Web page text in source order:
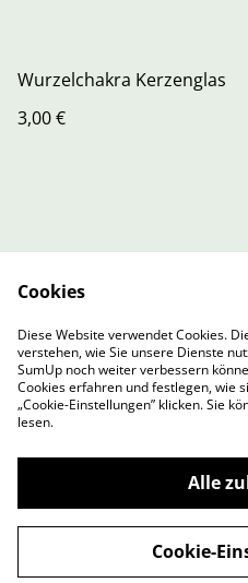
Wurzelchakra Kerzenglas
3,00 €
Privacy Policy
Cookie-
©2026Amalacare
Cookies
Diese Website verwendet Cookies.
verstehen, wie Sie unsere Dienste
SumUp noch weiter verbessern
Cookies erfahren und festlegen, wie
„Cookie-Einstellungen” klicken. Sie
lesen.
Alle
Cookie-